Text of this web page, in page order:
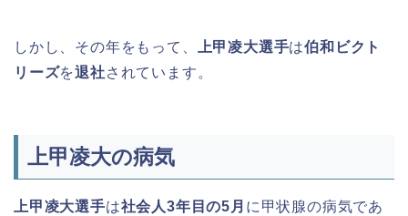
しかし、その年をもって、 上甲凌大選手は伯和ビクト
リーズを退社されています。
上甲凌大の病気
上甲凌大選手は社会人3年目の5月 に甲状腺の病気であ